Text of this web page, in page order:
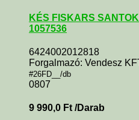
KÉS FISKARS
1057536
6424002012818
Forgalmazó: Vendesz
#26FD__/db
0807
9 990,0 Ft /Darab